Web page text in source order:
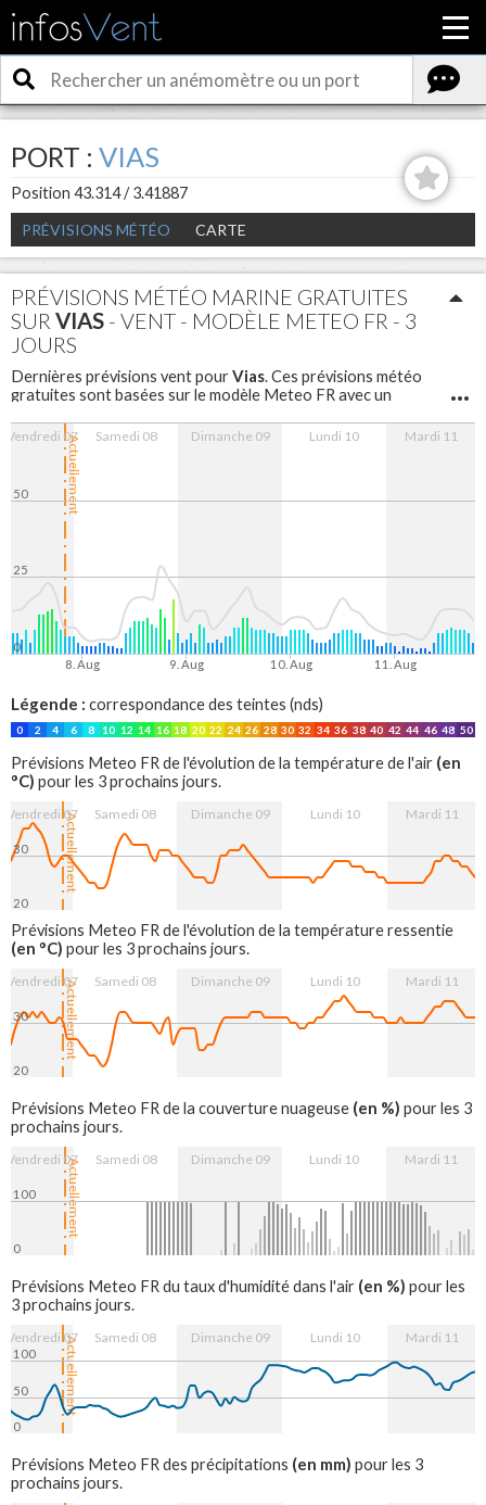
PORT : VIAS
Position 43.314 / 3.41887
PRÉVISIONS MÉTÉO
CARTE
PRÉVISIONS MÉTÉO MARINE GRATUITES
SUR VIAS - VENT - MODÈLE METEO FR - 3
JOURS
Dernières prévisions vent pourVias. Ces prévisions météo
gratuites sont basées sur le modèle Meteo FR avec un
avec un pas d'une heure.
Actuellement
Vendredi 07 Samedi 08 Dimanche 09 Lundi 10 Mardi 11
8. Aug 9. Aug 10. Aug 11. Aug
0
25
50
Légende : correspondance des teintes (nds)
0 2 4 6 8 10 12 14 16 18 20 22 24 26 28 30 32 34 36 38 40 42 44 46 48 50
Prévisions Meteo FR de l'évolution de la température de l'air (en
°C) pour les 3 prochains jours.
Actuellement
Vendredi 07 Samedi 08 Dimanche 09 Lundi 10 Mardi 11
20
30
Prévisions Meteo FR de l'évolution de la température ressentie
(en °C) pour les 3 prochains jours.
Actuellement
Vendredi 07 Samedi 08 Dimanche 09 Lundi 10 Mardi 11
20
30
Prévisions Meteo FR de la couverture nuageuse (en %) pour les 3
prochains jours.
Actuellement
Vendredi 07 Samedi 08 Dimanche 09 Lundi 10 Mardi 11
0
100
Prévisions Meteo FR du taux d'humidité dans l'air (en %) pour les
3 prochains jours.
Actuellement
Vendredi 07 Samedi 08 Dimanche 09 Lundi 10 Mardi 11
0
50
100
Prévisions Meteo FR des précipitations (en mm) pour les 3
prochains jours.